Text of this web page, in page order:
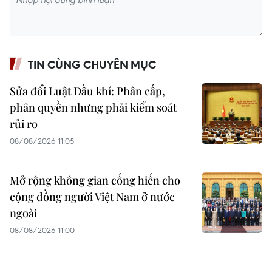
TIN CÙNG CHUYÊN MỤC
Sửa đổi Luật Dầu khí: Phân cấp,
phân quyền nhưng phải kiểm soát
rủi ro
08/08/2026 11:05
Mở rộng không gian cống hiến cho
cộng đồng người Việt Nam ở nước
ngoài
08/08/2026 11:00